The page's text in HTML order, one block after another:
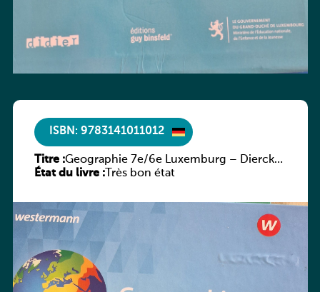
ISBN: 9783141011012
Titre :Geographie 7e/6e Luxemburg – Diercke
Praxis
État du livre :Très bon état